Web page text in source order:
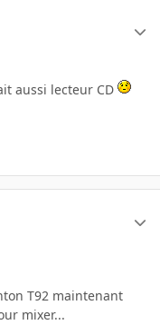
aussi lecteur CD
T92 maintenant
mixer...